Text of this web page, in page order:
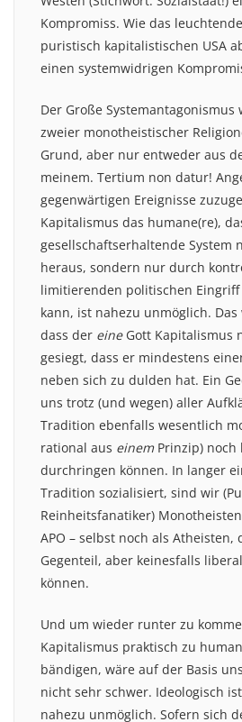
Kompromiss. Wie das
puristisch kapitalistischen USA
einen systemwidrigen
Der Große Systemantagonismus
zweier monotheistischer
Grund, aber nur entweder aus
meinem. Tertium non datur!
gegenwärtigen Ereignisse
Kapitalismus das humane(re),
gesellschaftserhaltende System
heraus, sondern nur durch
limitierenden politischen
kann, ist nahezu unmöglich.
dass der eineGott Kapitalismus
gesiegt, dass er mindestens
neben sich zu dulden hat. Ein
uns trotz (und wegen) aller
Tradition ebenfalls wesentlich
rational aus einemPrinzip) noch
durchringen können. In langer
Tradition sozialisiert, sind wir
Reinheitsfanatiker)
APO – selbst noch als Atheisten,
Gegenteil, aber keinesfalls
können.
Und um wieder runter zu
Kapitalismus praktisch zu
bändigen, wäre auf der Basis
nicht sehr schwer. Ideologisch
nahezu unmöglich. Sofern sich